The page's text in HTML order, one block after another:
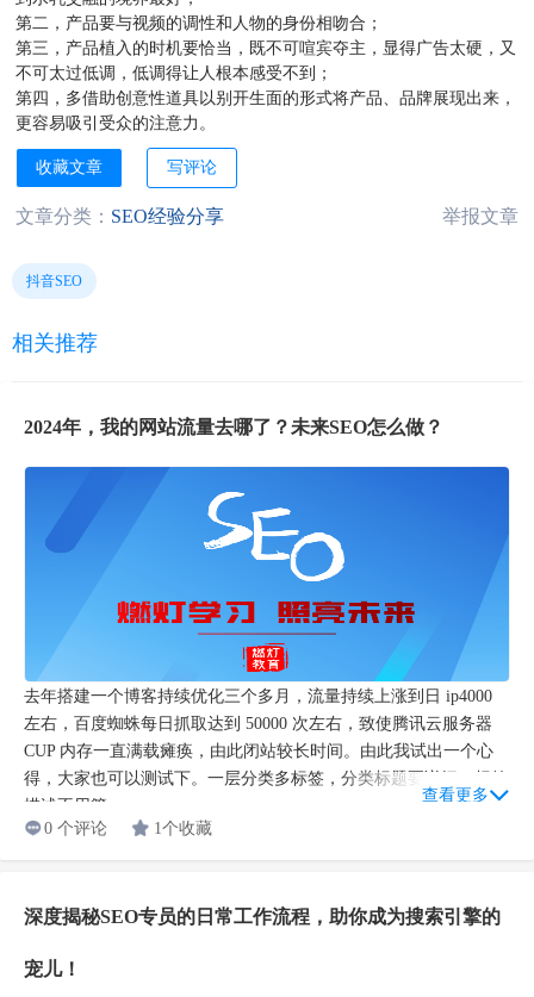
第二，产品要与视频的调性和人物的身份相吻合；
第三，产品植入的时机要恰当，既不可喧宾夺主，显得广告太硬，又
不可太过低调，低调得让人根本感受不到；
第四，多借助创意性道具以别开生面的形式将产品、品牌展现出来，
更容易吸引受众的注意力。
收藏文章 写评论
文章分类： SEO经验分享 举报文章
抖音SEO
相关推荐
2024年，我的网站流量去哪了？未来SEO怎么做？
去年搭建一个博客持续优化三个多月，流量持续上涨到日 ip4000
左右，百度蜘蛛每日抓取达到 50000 次左右，致使腾讯云服务器
CUP 内存一直满载瘫痪，由此闭站较长时间。由此我试出一个心
得，大家也可以测试下。一层分类多标签，分类标题要详细，标签
描述不用管...
查看更多
0 个评论
1个收藏
深度揭秘SEO专员的日常工作流程，助你成为搜索引擎的
宠儿！